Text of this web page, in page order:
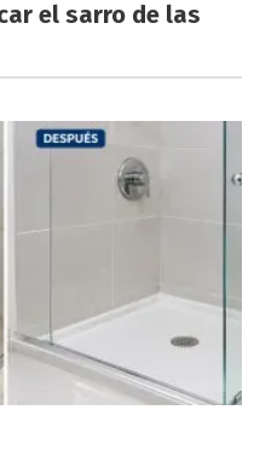
el sarro de las